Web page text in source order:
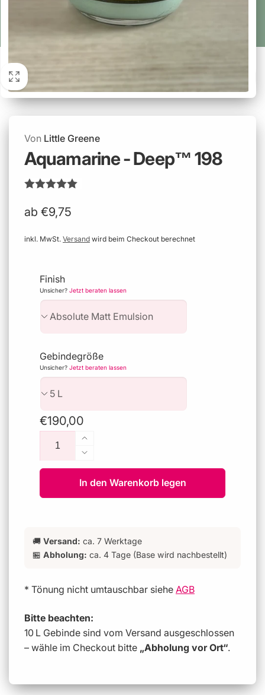
Von Little Greene
Aquamarine - Deep™ 198
ab €9,75
inkl. MwSt. Versand wird beim Checkout berechnet
Finish
Unsicher? Jetzt beraten lassen
Gebindegröße
Unsicher? Jetzt beraten lassen
Normaler
Preis
€190,00
Erhöhe
die
Menge
für
Verringere
die
Menge
für
198
In den Warenkorb legen
🚚 Versand: ca. 7 Werktage
🏪 Abholung: ca. 4 Tage (Base wird nachbestellt)
* Tönung nicht umtauschbar siehe AGB
Bitte beachten:
10 L Gebinde sind vom Versand ausgeschlossen
– wähle im Checkout bitte „Abholung vor Ort“.